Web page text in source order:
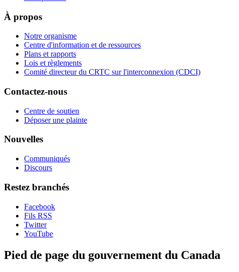
À propos
Notre organisme
Centre d'information et de ressources
Plans et rapports
Lois et règlements
Comité directeur du CRTC sur l'interconnexion (CDCI)
Contactez-nous
Centre de soutien
Déposer une plainte
Nouvelles
Communiqués
Discours
Restez branchés
Facebook
Fils RSS
Twitter
YouTube
Pied de page du gouvernement du Canada